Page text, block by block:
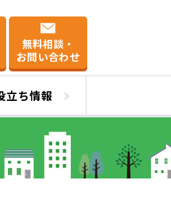
無料相談・
お問い合わせ
立ち情報